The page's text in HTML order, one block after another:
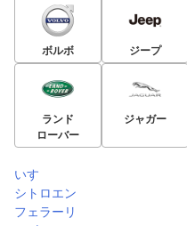
ボルボ ジープ
ランド
ローバー
ジャガー
いすゞ
シトロエン
フェラーリ